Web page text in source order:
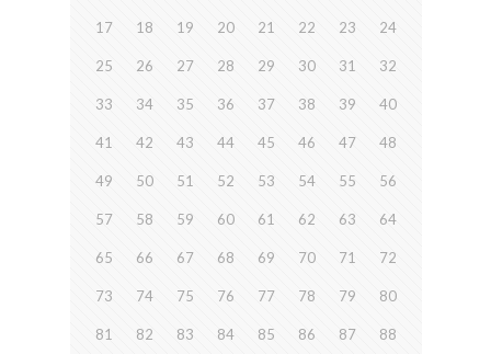
17 18 19 20 21 22 23 24
25 26 27 28 29 30 31 32
33 34 35 36 37 38 39 40
41 42 43 44 45 46 47 48
49 50 51 52 53 54 55 56
57 58 59 60 61 62 63 64
65 66 67 68 69 70 71 72
73 74 75 76 77 78 79 80
81 82 83 84 85 86 87 88